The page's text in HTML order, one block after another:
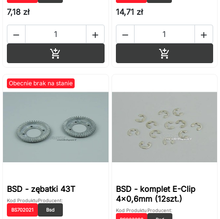
7,18 zł
 

14,71 zł
 

Obecnie brak na stanie
BSD - zębatki 43T
Kod Produktu
BS702021
Producent:
Bsd
BSD - komplet E-Clip
4x0,6mm (12szt.)
Kod ProduktuProducent: